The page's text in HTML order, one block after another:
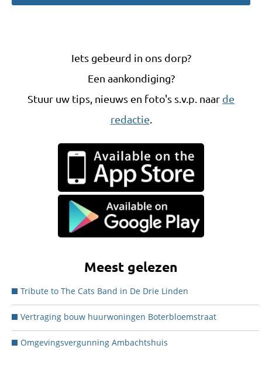
Iets gebeurd in ons dorp?
Een aankondiging?
Stuur uw tips, nieuws en foto's s.v.p. naar de
redactie
Meest gelezen
Tribute to The Cats Band in De Drie Linden
Vertraging bouw huurwoningen Boterbloemstraat
Omgevingsvergunning Ambachtshuis